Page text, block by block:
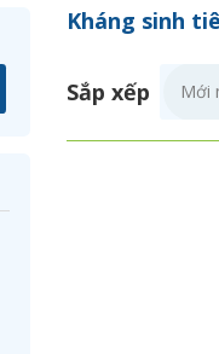
Kháng sinh
Sắp xếp